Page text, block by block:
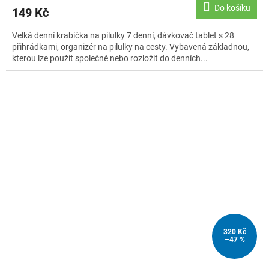
149 Kč Do košíku
Velká denní krabička na pilulky 7 denní, dávkovač tablet s 28
přihrádkami, organizér na pilulky na cesty. Vybavená základnou,
kterou lze použít společně nebo rozložit do denních...
320 Kč
–47 %